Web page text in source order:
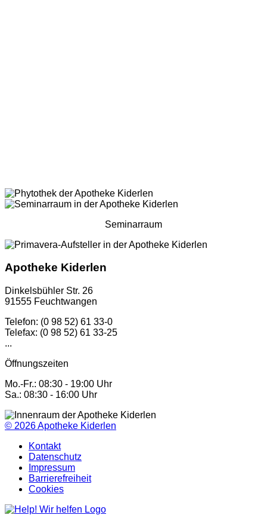
Seminarraum
Apotheke Kiderlen
Dinkelsbühler Str. 26
91555 Feuchtwangen
Telefon: (0 98 52) 61 33-0
Telefax: (0 98 52) 61 33-25
...
Öffnungszeiten
Mo.-Fr.: 08:30 - 19:00 Uhr
Sa.: 08:30 - 16:00 Uhr
© 2026Apotheke Kiderlen
Kontakt
Datenschutz
Impressum
Barrierefreiheit
Cookies